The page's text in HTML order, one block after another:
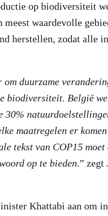
op biodiversiteit
waardevolle
herstellen, zodat alle
duurzame
biodiversiteit. België
30%
maatregelen er komen
tekst van COP15 moet
op te bieden.” zegt
Khattabi aan om